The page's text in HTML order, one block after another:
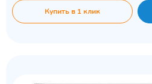
Купить в 1 клик